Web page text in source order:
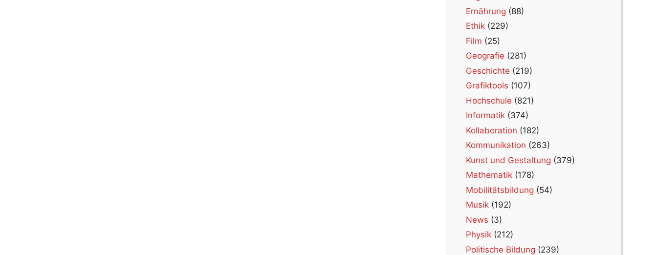
Ernährung (88)
Ethik (229)
Film (25)
Geografie (281)
Geschichte (219)
Grafiktools (107)
Hochschule (821)
Informatik (374)
Kollaboration (182)
Kommunikation (263)
Kunst und Gestaltung (379)
Mathematik (178)
Mobilitätsbildung (54)
Musik (192)
News (3)
Physik (212)
Politische Bildung (239)